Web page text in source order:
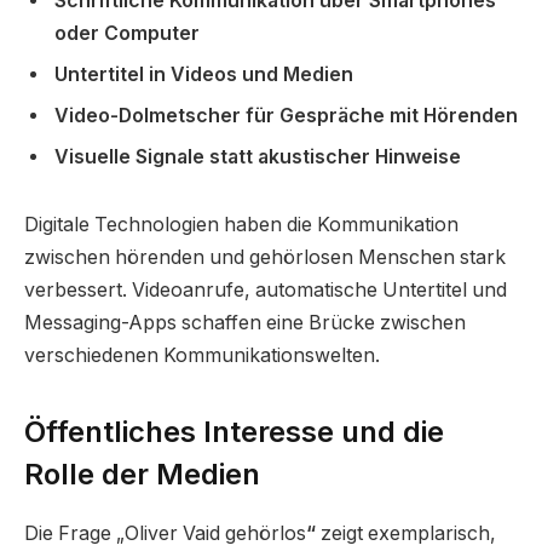
oder Computer
Untertitel in Videos und Medien
Video-Dolmetscher für Gespräche mit Hörenden
Visuelle Signale statt akustischer Hinweise
Digitale Technologien haben die Kommunikation
zwischen hörenden und gehörlosen Menschen stark
verbessert. Videoanrufe, automatische Untertitel und
Messaging-Apps schaffen eine Brücke zwischen
verschiedenen Kommunikationswelten.
Öffentliches Interesse und die
Rolle der Medien
Die Frage „Oliver Vaid gehörlos“ zeigt exemplarisch,